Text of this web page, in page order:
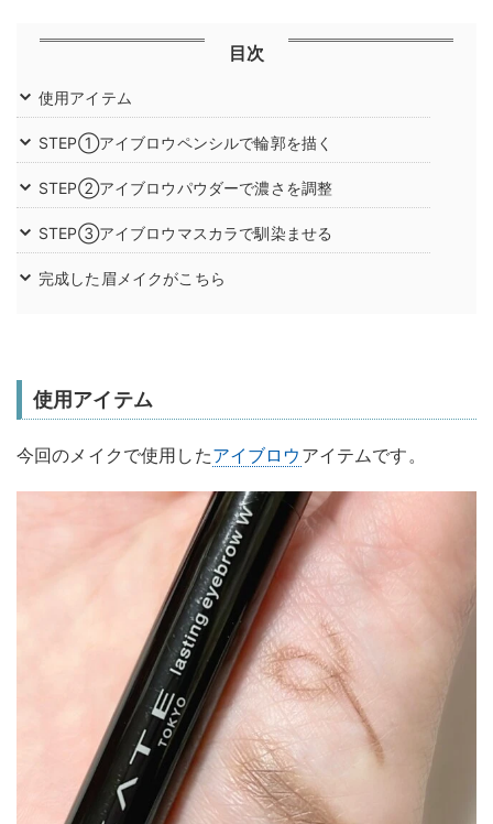
目次
使用アイテム
STEP①アイブロウペンシルで輪郭を描く
STEP②アイブロウパウダーで濃さを調整
STEP③アイブロウマスカラで馴染ませる
完成した眉メイクがこちら
使用アイテム
今回のメイクで使用したアイブロウ アイテムです。